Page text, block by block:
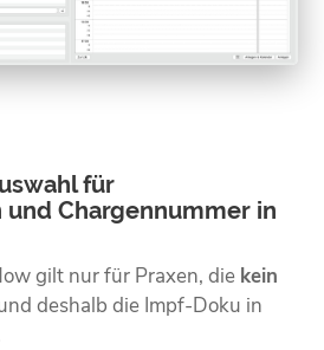
für
Chargennummer in
gilt nur für Praxen, die kein
deshalb die Impf-Doku in